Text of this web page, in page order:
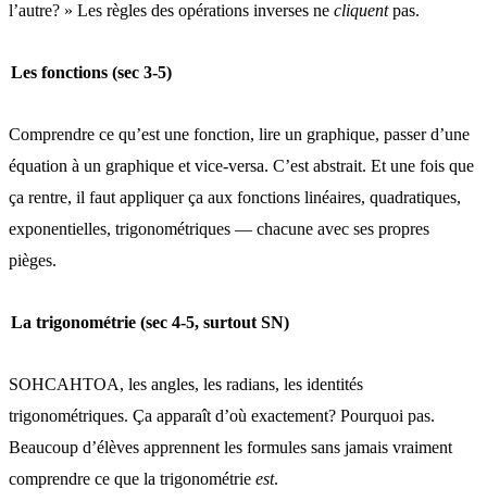
l’autre? » Les règles des opérations inverses ne cliquentpas.
Les fonctions (sec 3-5)
Comprendre ce qu’est une fonction, lire un graphique, passer d’une
équation à un graphique et vice-versa. C’est abstrait. Et une fois que
ça rentre, il faut appliquer ça aux fonctions linéaires, quadratiques,
exponentielles, trigonométriques — chacune avec ses propres
pièges.
La trigonométrie (sec 4-5, surtout SN)
SOHCAHTOA, les angles, les radians, les identités
trigonométriques. Ça apparaît d’où exactement? Pourquoi pas.
Beaucoup d’élèves apprennent les formules sans jamais vraiment
comprendre ce que la trigonométrie est.